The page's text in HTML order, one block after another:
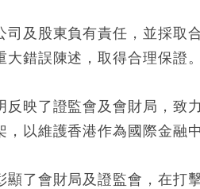
及股東負有責任，並採取
錯誤陳述，取得合理保證。
映了證監會及會財局，致
以維護香港作為國際金融
了會財局及證監會，在打